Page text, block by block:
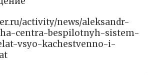
activity/news/aleksandr-
centra-bespilotnyh-sistem-
vsyo-kachestvenno-i-